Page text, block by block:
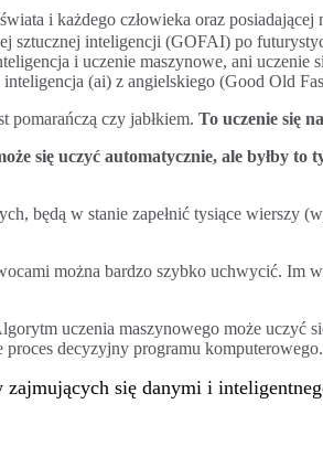
i każdego człowieka oraz
sztucznej inteligencji (GOFAI) po
i uczenie maszynowe, ani uczenie
(ai) z angielskiego (Good Old
pomarańczą czy jabłkiem. To uczenie się
się uczyć automatycznie, ale byłby
będą w stanie zapełnić tysiące wierszy
można bardzo szybko uchwycić. Im
uczenia maszynowego może uczyć
decyzyjny programu komputerowego.
się danymi i